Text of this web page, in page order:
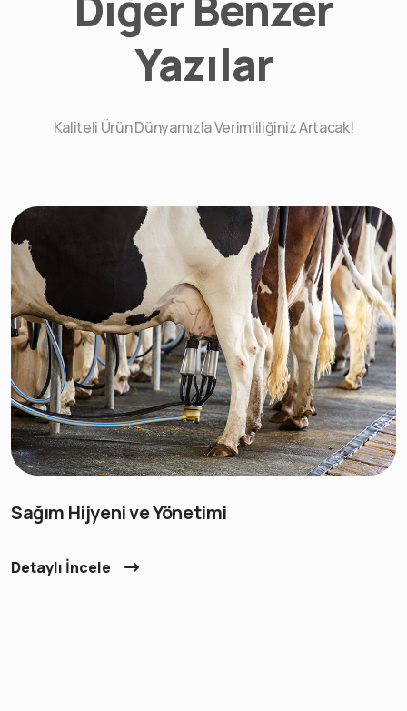
Yazılar
Kaliteli Ürün Dünyamızla Verimliliğiniz Artacak!
Sağım Hijyeni ve Yönetimi
Detaylı İncele